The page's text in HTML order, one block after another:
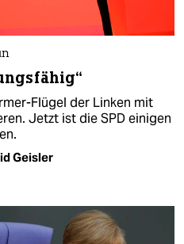
Flügel der Linken mit
Jetzt ist die SPD einigen
Geisler